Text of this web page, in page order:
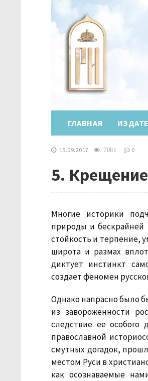
ГЛАВНАЯ
15.09.2017 7081 0
5. Крещение
Многие историки
природы и бескрайней
стойкость и терпение,
широта и размах
диктует инстинкт
создает феномен
Однако напрасно было
из завороженности
следствие ее
православной
смутных догадок,
местом Руси в
как осознаваемые